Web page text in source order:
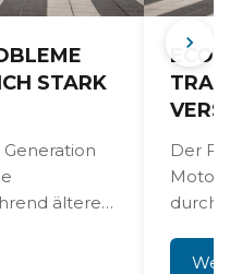
STARK
Generation
ältere
Der
Motor
durch